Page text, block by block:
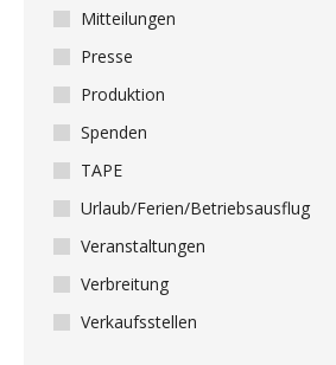
Mitteilungen
Presse
Produktion
Spenden
TAPE
Urlaub/Ferien/Betriebsausflug
Veranstaltungen
Verbreitung
Verkaufsstellen